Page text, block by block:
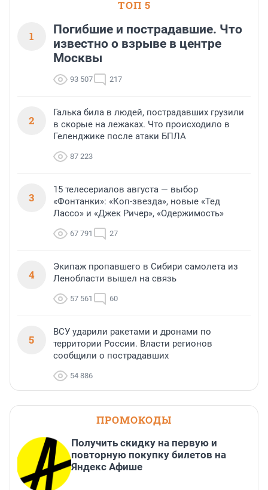
ТОП 5
1
Погибшие и пострадавшие. Что
известно о взрыве в центре
Москвы
93 507 217
2
Галька била в людей, пострадавших грузили
в скорые на лежаках. Что происходило в
Геленджике после атаки БПЛА
87 223
3
15 телесериалов августа — выбор
«Фонтанки»: «Коп-звезда», новые «Тед
Лассо» и «Джек Ричер», «Одержимость»
67 791 27
4
Экипаж пропавшего в Сибири самолета из
Ленобласти вышел на связь
57 561 60
5
ВСУ ударили ракетами и дронами по
территории России. Власти регионов
сообщили о пострадавших
54 886
ПРОМОКОДЫ
Получить скидку на первую и
повторную покупку билетов на
Яндекс Афише